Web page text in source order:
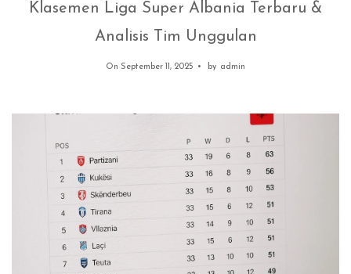
Klasemen Liga Super Albania Terbaru &
Analisis Tim Unggulan
On September 11, 2025 by admin